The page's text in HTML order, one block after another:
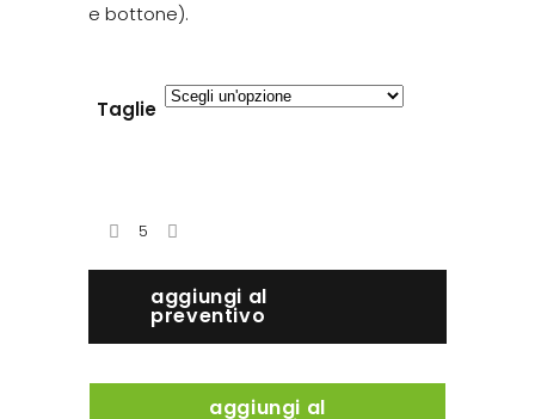
e bottone).
Taglie
aggiungi al
preventivo
aggiungi al